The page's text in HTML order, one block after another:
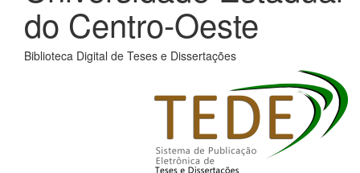
do Centro-Oeste
Biblioteca Digital de Teses e Dissertações